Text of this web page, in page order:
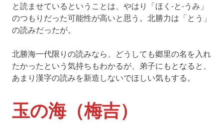
と読ませているということは、やはり「ほく-と-うみ」
のつもりだった可能性が高いと思う。北勝力は「とう」
の読みだったが。
北勝海一代限りの読みなら、どうしても郷里の名を入れ
たかったという気持ちもわかるが、弟子にもとなると、
あまり漢字の読みを新造しないでほしい気もする。
玉の海（梅吉）